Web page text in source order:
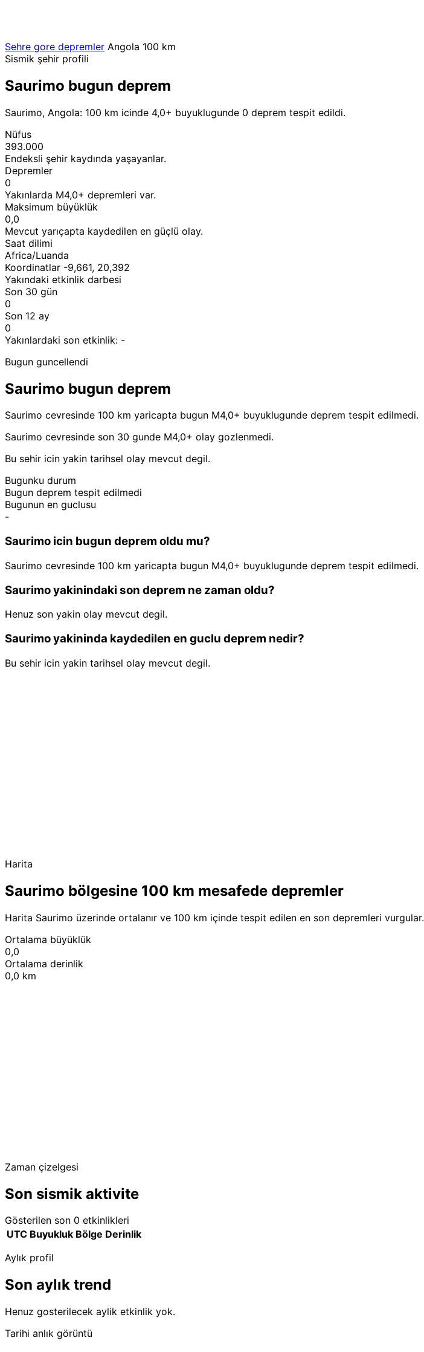
Sehre gore depremler Angola 100 km
Sismik şehir profili
Saurimo bugun deprem
Saurimo, Angola: 100 km icinde 4,0+ buyuklugunde 0 deprem tespit edildi.
Nüfus
393.000
Endeksli şehir kaydında yaşayanlar.
Depremler
0
Yakınlarda M4,0+ depremleri var.
Maksimum büyüklük
0,0
Mevcut yarıçapta kaydedilen en güçlü olay.
Saat dilimi
Africa/Luanda
Koordinatlar -9,661, 20,392
Yakındaki etkinlik darbesi
Son 30 gün
0
Son 12 ay
0
Yakınlardaki son etkinlik: -
Bugun guncellendi
Saurimo bugun deprem
Saurimo cevresinde 100 km yaricapta bugun M4,0+ buyuklugunde deprem tespit edilmedi.
Saurimo cevresinde son 30 gunde M4,0+ olay gozlenmedi.
Bu sehir icin yakin tarihsel olay mevcut degil.
Bugunku durum
Bugun deprem tespit edilmedi
Bugunun en guclusu
-
Saurimo icin bugun deprem oldu mu?
Saurimo cevresinde 100 km yaricapta bugun M4,0+ buyuklugunde deprem tespit edilmedi.
Saurimo yakinindaki son deprem ne zaman oldu?
Henuz son yakin olay mevcut degil.
Saurimo yakininda kaydedilen en guclu deprem nedir?
Bu sehir icin yakin tarihsel olay mevcut degil.
Harita
Saurimo bölgesine 100 km mesafede depremler
Harita Saurimo üzerinde ortalanır ve 100 km içinde tespit edilen en son depremleri vurgular.
Ortalama büyüklük
0,0
Ortalama derinlik
0,0 km
Zaman çizelgesi
Son sismik aktivite
Gösterilen son 0 etkinlikleri
UTC Buyukluk Bölge Derinlik
Aylık profil
Son aylık trend
Henuz gosterilecek aylik etkinlik yok.
Tarihi anlık görüntü